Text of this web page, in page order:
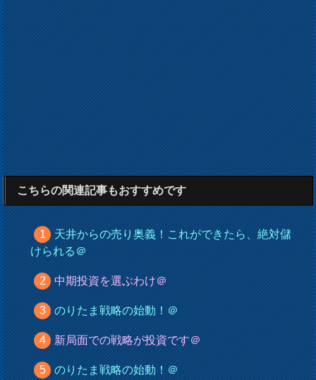
こちらの関連記事もおすすめです
天井からの売り奥義！これができたら、絶対儲
けられる＠
中期投資を選ぶわけ＠
のりたま戦略の始動！＠
新局面での戦略が投資です＠
のりたま戦略の始動！＠